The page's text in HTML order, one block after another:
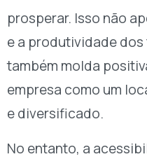
prosperar. Isso não
e a produtividade
também molda
empresa como um
e diversificado.
No entanto, a